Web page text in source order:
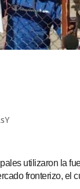
utilizaron la
fronterizo, el